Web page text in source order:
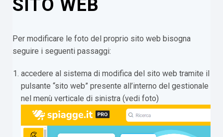
SITO WEB
Per modificare le foto del proprio sito web bisogna
seguire i seguenti passaggi:
accedere al sistema di modifica del sito web tramite il
pulsante “sito web” presente all’interno del gestionale
nel menù verticale di sinistra (vedi foto)